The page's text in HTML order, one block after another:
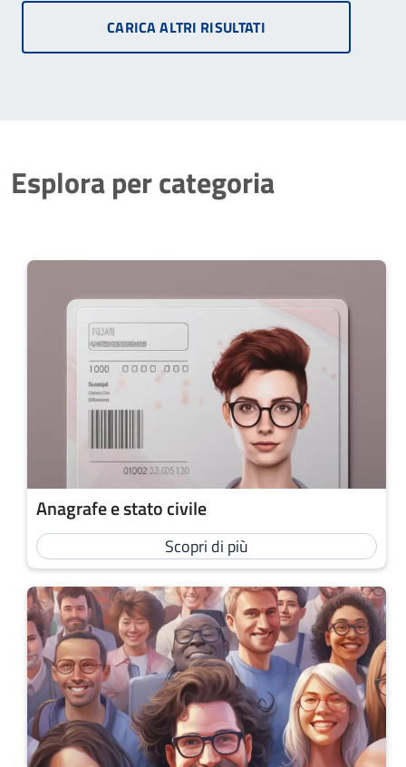
CARICA ALTRI RISULTATI
Esplora per categoria
Anagrafe e stato civile
Scopri di più